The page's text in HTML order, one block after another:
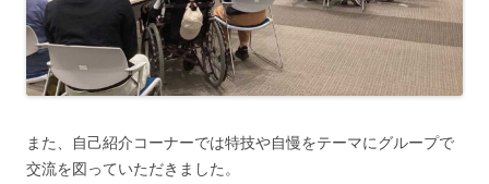
また、自己紹介コーナーでは特技や自慢をテーマにグループで
交流を図っていただきました。